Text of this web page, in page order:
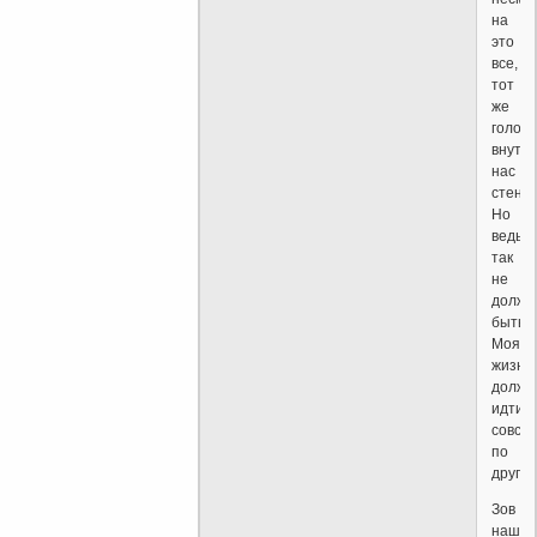
на
это
все,
тот
же
голос
внутри
нас
Но
ведь
так
не
быть!
Моя
жизнь
идти
по
Зов